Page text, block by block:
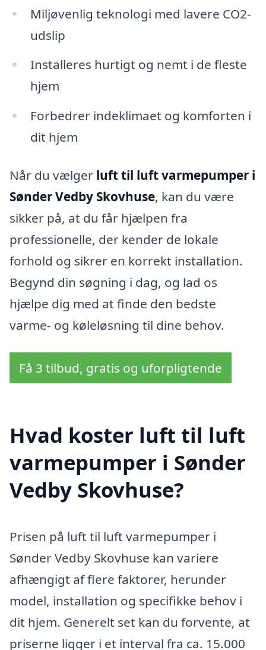
Miljøvenlig teknologi med lavere CO2-
udslip
Installeres hurtigt og nemt i de fleste
hjem
Forbedrer indeklimaet og komforten i
dit hjem
Når du vælger luft til luft varmepumper i
Sønder Vedby Skovhuse, kan du være
sikker på, at du får hjælpen fra
professionelle, der kender de lokale
forhold og sikrer en korrekt installation.
Begynd din søgning i dag, og lad os
hjælpe dig med at finde den bedste
varme- og køleløsning til dine behov.
Få 3 tilbud, gratis og uforpligtende
Hvad koster luft til luft
varmepumper i Sønder
Vedby Skovhuse?
Prisen på luft til luft varmepumper i
Sønder Vedby Skovhuse kan variere
afhængigt af flere faktorer, herunder
model, installation og specifikke behov i
dit hjem. Generelt set kan du forvente, at
priserne ligger i et interval fra ca. 15.000